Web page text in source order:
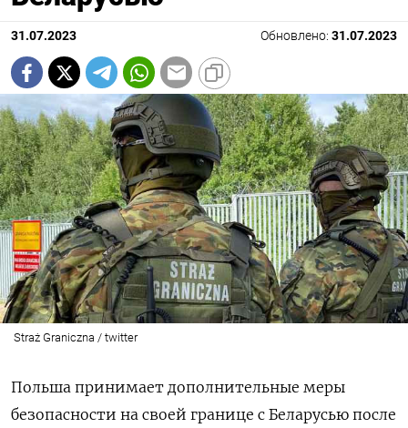
31.07.2023 Обновлено: 31.07.2023
Straż Graniczna / twitter
Польша принимает дополнительные меры
безопасности на своей границе с Беларусью после